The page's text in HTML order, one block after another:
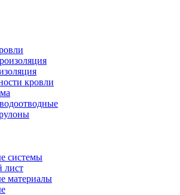
кровли
системы
лист
материалы